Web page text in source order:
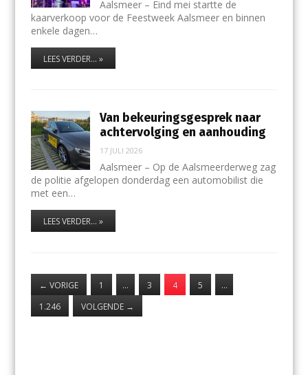
Aalsmeer – Eind mei startte de
kaarverkoop voor de Feestweek Aalsmeer en binnen
enkele dagen…
LEES VERDER... »
Van bekeuringsgesprek naar
achtervolging en aanhouding
17 JULI 2026
Aalsmeer – Op de Aalsmeerderweg zag
de politie afgelopen donderdag een automobilist die
met een…
LEES VERDER... »
← VORIGE 1 … 3 4 5
…
1.246
VOLGENDE →